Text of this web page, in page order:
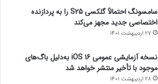
سامسونگ احتمالاً گلکسی S25 را به پردازنده
اختصاصی جدید مجهز می‌کند
27 اردیبهشت 1401
نسخه آزمایشی عمومی iOS 16 به‌دلیل باگ‌های
موجود با تأخیر منتشر خواهد شد
28 اردیبهشت 1401